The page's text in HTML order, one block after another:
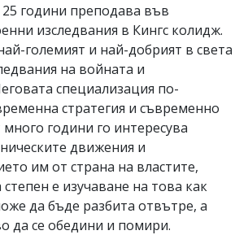
години преподава във
изследвания в Кингс колидж.
големият и най-добрият в света
на войната и
специализация по-
стратегия и съвременно
години го интересува
движения и
им от страна на властите,
е изучаване на това как
да бъде разбита отвътре, а
да се обедини и помири.